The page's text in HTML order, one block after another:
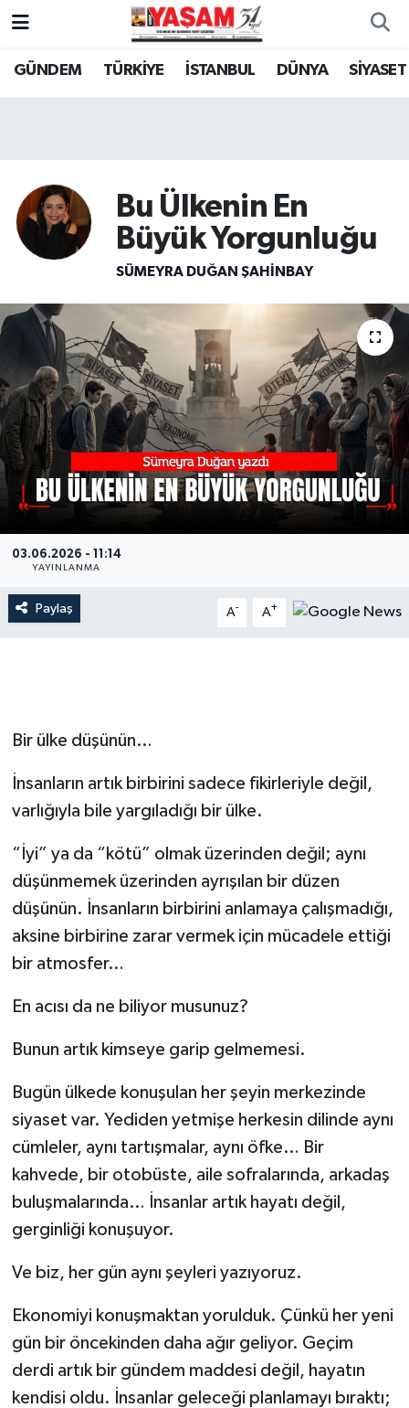
GÜNDEM TÜRKİYE İSTANBUL DÜNYA SİYASET
Bu Ülkenin En
Büyük Yorgunluğu
SÜMEYRA DUĞAN ŞAHINBAY
03.06.2026 - 11:14
YAYINLANMA
Paylaş A- A+
Bir ülke düşünün…
İnsanların artık birbirini sadece fikirleriyle değil,
varlığıyla bile yargıladığı bir ülke.
“İyi” ya da “kötü” olmak üzerinden değil; aynı
düşünmemek üzerinden ayrışılan bir düzen
düşünün. İnsanların birbirini anlamaya çalışmadığı,
aksine birbirine zarar vermek için mücadele ettiği
bir atmosfer…
En acısı da ne biliyor musunuz?
Bunun artık kimseye garip gelmemesi.
Bugün ülkede konuşulan her şeyin merkezinde
siyaset var. Yediden yetmişe herkesin dilinde aynı
cümleler, aynı tartışmalar, aynı öfke… Bir
kahvede, bir otobüste, aile sofralarında, arkadaş
buluşmalarında… İnsanlar artık hayatı değil,
gerginliği konuşuyor.
Ve biz, her gün aynı şeyleri yazıyoruz.
Ekonomiyi konuşmaktan yorulduk. Çünkü her yeni
gün bir öncekinden daha ağır geliyor. Geçim
derdi artık bir gündem maddesi değil, hayatın
kendisi oldu. İnsanlar geleceği planlamayı bıraktı;